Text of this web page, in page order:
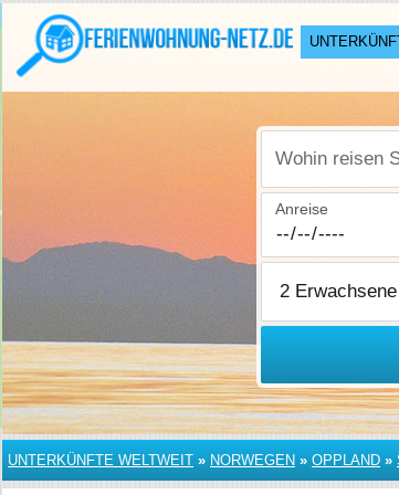
Wohin reisen
Anreise
UNTERKÜNFTE WELTWEIT » NORWEGEN » OPPLAND »